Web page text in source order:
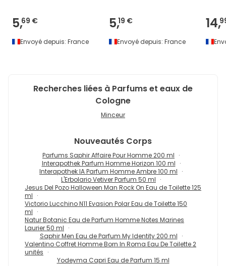
5,69 €
Envoyé depuis: France
5,19 €
Envoyé depuis: France
14,
Recherches liées à Parfums et eaux de
Cologne
Minceur
Nouveautés Corps
Parfums Saphir Affaire Pour Homme 200 ml
Interapothek Parfum Homme Horizon 100 ml
Interapothek IA Parfum Homme Ambre 100 ml
L'Erbolario Vetiver Parfum 50 ml
Jesus Del Pozo Halloween Man Rock On Eau de Toilette 125
ml
Victorio Lucchino N11 Evasion Polar Eau de Toilette 150
ml
Natur Botanic Eau de Parfum Homme Notes Marines
Laurier 50 ml
Saphir Men Eau de Parfum My Identity 200 ml
Valentino Coffret Homme Born In Roma Eau De Toilette 2
unités
Yodeyma Capri Eau de Parfum 15 ml